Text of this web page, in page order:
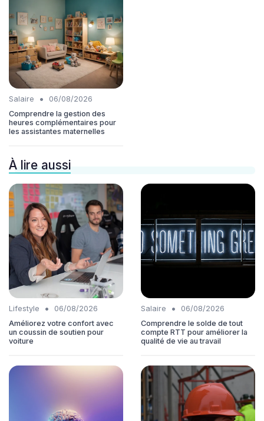
Salaire •
06/08/2026
Comprendre la gestion des
heures complémentaires pour
les assistantes maternelles
À lire aussi
Lifestyle •
06/08/2026
Améliorez votre confort avec
un coussin de soutien pour
voiture
Salaire •
06/08/2026
Comprendre le solde de tout
compte RTT pour améliorer la
qualité de vie au travail